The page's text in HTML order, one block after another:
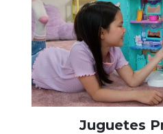
Juguetes